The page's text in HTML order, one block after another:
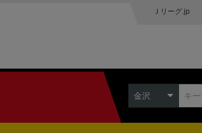
Ｊリーグ.jp
金沢